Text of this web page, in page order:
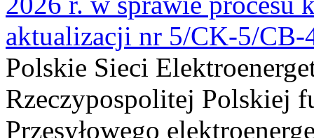
aktualizacji nr 5/CK-5/CB-
Polskie Sieci
Rzeczypospolitej Polskiej
Przesyłowego